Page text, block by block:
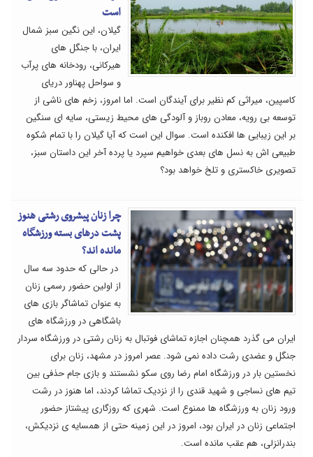
است
گیلان، این نگین سبز شمال
ایران، با جنگل های
هیرکانی، رودخانه های پرآب
و سواحل پهناور دریای
کاسپین، میراثی کم نظیر برای آیندگان است. اما امروز، زخم های ناشی از
توسعه بی رویه، معادن روباز و آلودگی های محیط زیستی، سایه ای سنگین
بر این زیبایی ها افکنده است. سوال این است که آیا گیلان را با تمام شکوه
طبیعی اش به نسل های بعدی خواهیم سپرد یا پرده آخر این داستان سبز،
تصویری خاکستری و تلخ خواهد بود؟
چرا زنان پیشروی رشتی هنوز
پشت درهای بسته ورزشگاه
مانده اند؟
در حالی که حدود سه سال
از اولین حضور رسمی زنان
به عنوان تماشاگر بازی های
باشگاهی در ورزشگاه های
ایران می گذرد همچنان اجازه تماشای فوتبال به زنان رشتی در ورزشگاه سردار
جنگل و عضدی رشت داده نمی شود. عصر امروز در مشهد، زنان برای
نخستین بار در ورزشگاه امام رضا روی سکو نشستند و بازی جام حذفی بین
تیم های نساجی و شهید قندی را از نزدیک تماشا کردند، اما هنوز در رشت
ورود زنان به ورزشگاه ها ممنوع است. شهری که روزگاری پیشتاز حضور
اجتماعی زنان در ایران بود، امروز در این زمینه حتی از همسایه ی نزدیکش،
بندرانزلی، هم عقب مانده است.